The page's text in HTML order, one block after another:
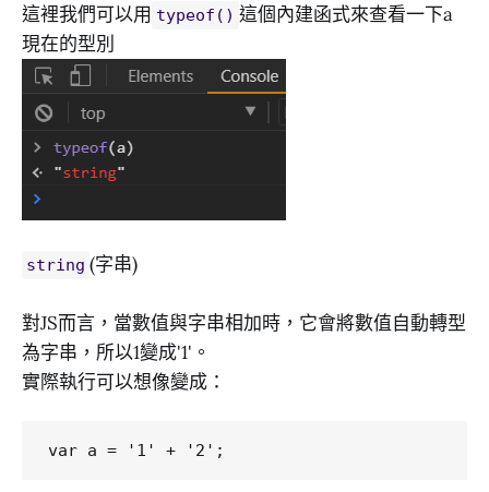
這裡我們可以用 typeof() 這個內建函式來查看一下a
現在的型別
string (字串)
對JS而言，當數值與字串相加時，它會將數值自動轉型
為字串，所以1變成'1'。
實際執行可以想像變成：